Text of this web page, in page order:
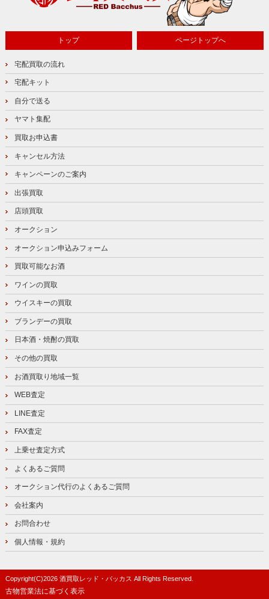
トップ ページトップへ
宅配買取の流れ
宅配キット
自分で送る
ヤマト集配
買取お申込書
キャンセル方法
キャンペーンのご案内
出張買取
店頭買取
オークション
オークション申込みフォーム
買取可能なお酒
ワインの買取
ウイスキーの買取
ブランデーの買取
日本酒・焼酎の買取
その他の買取
お酒買取り地域一覧
WEB査定
LINE査定
FAX査定
上乗せ査定方式
よくあるご質問
オークション代行のよくあるご質問
会社案内
お問合わせ
個人情報・規約
Copyright(C)2026 酒買取レッド・バッカス All Rights Reserved.
古物営業法に基づく表示